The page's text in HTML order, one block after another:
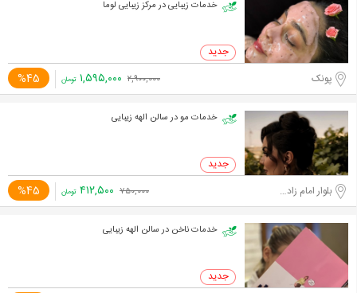
خدمات زیبایی در مرکز زیبایی لوما
پونک %45 ۲,۹۰۰,۰۰۰ ۱,۵۹۵,۰۰۰ تومان
خدمات مو در سالن الهه زیبایی
بلوار امام زاده حسن %45 ۷۵۰,۰۰۰ ۴۱۲,۵۰۰ تومان
خدمات ناخن در سالن الهه زیبایی